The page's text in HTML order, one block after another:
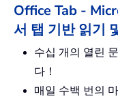
Office Tab -
서 탭 기반 읽기
수십 개의 열린
다！
매일 수백 번의